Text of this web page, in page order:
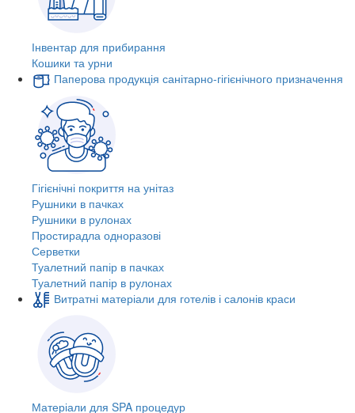
Інвентар для прибирання
Кошики та урни
Паперова продукція санітарно-гігієнічного призначення
Гігієнічні покриття на унітаз
Рушники в пачках
Рушники в рулонах
Простирадла одноразові
Серветки
Туалетний папір в пачках
Туалетний папір в рулонах
Витратні матеріали для готелів і салонів краси
Матеріали для SPA процедур